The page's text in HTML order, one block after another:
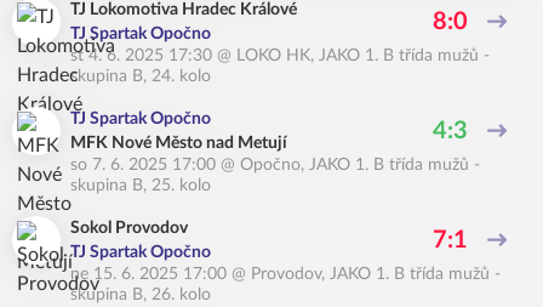
TJ Lokomotiva Hradec Králové
TJ Spartak Opočno
8:0
st 4. 6. 2025 17:30 @ LOKO HK, JAKO 1. B třída mužů -
skupina B, 24. kolo
TJ Spartak Opočno
MFK Nové Město nad Metují
4:3
so 7. 6. 2025 17:00 @ Opočno, JAKO 1. B třída mužů -
skupina B, 25. kolo
Sokol Provodov
TJ Spartak Opočno
7:1
ne 15. 6. 2025 17:00 @ Provodov, JAKO 1. B třída mužů -
skupina B, 26. kolo